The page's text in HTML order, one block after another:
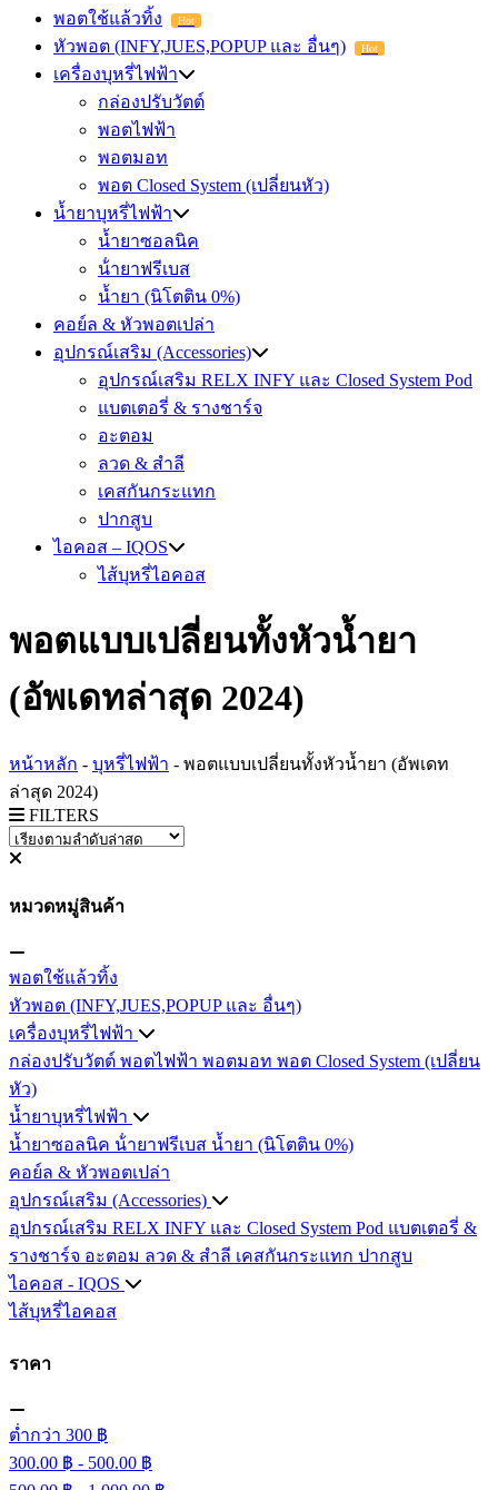
พอตใช้แล้วทิ้ง Hot
หัวพอต (INFY,JUES,POPUP และ อื่นๆ) Hot
เครื่องบุหรี่ไฟฟ้า
กล่องปรับวัตต์
พอตไฟฟ้า
พอตมอท
พอต Closed System (เปลี่ยนหัว)
น้ำยาบุหรี่ไฟฟ้า
น้ำยาซอลนิค
น้ํายาฟรีเบส
น้ำยา (นิโตติน 0%)
คอย์ล & หัวพอตเปล่า
อุปกรณ์เสริม (Accessories)
อุปกรณ์เสริม RELX INFY และ Closed System Pod
แบตเตอรี่ & รางชาร์จ
อะตอม
ลวด ​& สำลี
เคสกันกระแทก
ปากสูบ
ไอคอส – IQOS
ไส้บุหรี่ไอคอส
พอตแบบเปลี่ยนทั้งหัวน้ำยา
(อัพเดทล่าสุด 2024)
หน้าหลัก - บุหรี่ไฟฟ้า - พอตแบบเปลี่ยนทั้งหัวน้ำยา (อัพเดท
ล่าสุด 2024)
FILTERS
หมวดหมู่สินค้า
พอตใช้แล้วทิ้ง
หัวพอต (INFY,JUES,POPUP และ อื่นๆ)
เครื่องบุหรี่ไฟฟ้า
กล่องปรับวัตต์ พอตไฟฟ้า พอตมอท พอต Closed System (เปลี่ยน
หัว)
น้ำยาบุหรี่ไฟฟ้า
น้ำยาซอลนิค น้ํายาฟรีเบส น้ำยา (นิโตติน 0%)
คอย์ล & หัวพอตเปล่า
อุปกรณ์เสริม (Accessories)
อุปกรณ์เสริม RELX INFY และ Closed System Pod แบตเตอรี่ &
รางชาร์จ อะตอม ลวด ​& สำลี เคสกันกระแทก ปากสูบ
ไอคอส - IQOS
ไส้บุหรี่ไอคอส
ราคา
ต่ำกว่า 300 ฿
300.00 ฿ - 500.00 ฿